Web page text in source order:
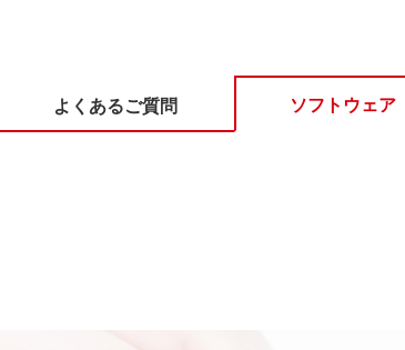
よくあるご質問 ソフトウェア